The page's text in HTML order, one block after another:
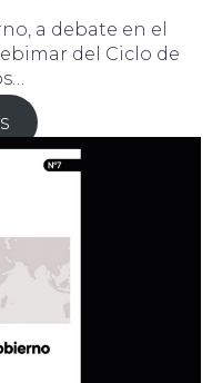
a debate en el
del Ciclo de